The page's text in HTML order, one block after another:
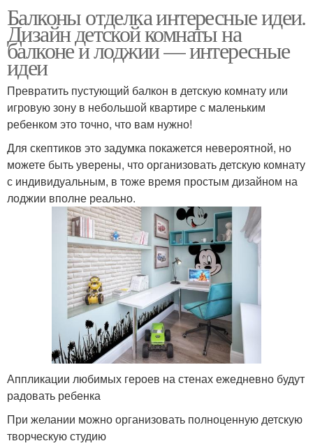
Балконы отделка интересные идеи.
Дизайн детской комнаты на
балконе и лоджии — интересные
идеи
Превратить пустующий балкон в детскую комнату или
игровую зону в небольшой квартире с маленьким
ребенком это точно, что вам нужно!
Для скептиков это задумка покажется невероятной, но
можете быть уверены, что организовать детскую комнату
с индивидуальным, в тоже время простым дизайном на
лоджии вполне реально.
Аппликации любимых героев на стенах ежедневно будут
радовать ребенка
При желании можно организовать полноценную детскую
творческую студию